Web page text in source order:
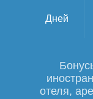
Дней
отеля,